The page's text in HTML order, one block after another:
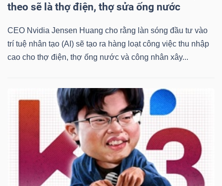
theo sẽ là thợ điện, thợ sửa ống nước
CEO Nvidia Jensen Huang cho rằng làn sóng đầu tư vào
trí tuệ nhân tạo (AI) sẽ tạo ra hàng loạt công việc thu nhập
cao cho thợ điện, thợ ống nước và công nhân xây...